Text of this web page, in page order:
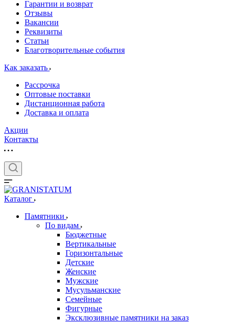
Гарантии и возврат
Отзывы
Вакансии
Реквизиты
Статьи
Благотворительные события
Как заказать
Рассрочка
Оптовые поставки
Дистанционная работа
Доставка и оплата
Акции
Контакты
Каталог
Памятники
По видам
Бюджетные
Вертикальные
Горизонтальные
Детские
Женские
Мужские
Мусульманские
Семейные
Фигурные
Эксклюзивные памятники на заказ